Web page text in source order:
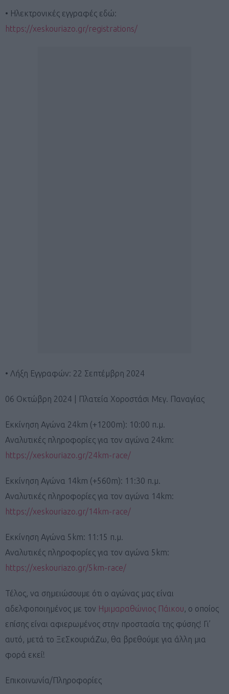
• Ηλεκτρονικές εγγραφές εδώ:
https://xeskouriazo.gr/registrations/
• Λήξη Εγγραφών: 22 Σεπτέμβρη 2024
06 Οκτώβρη 2024 | Πλατεία Χοροστάσι Μεγ. Παναγίας
Εκκίνηση Αγώνα 24km (+1200m): 10:00 π.μ.
Αναλυτικές πληροφορίες για τον αγώνα 24km:
https://xeskouriazo.gr/24km-race/
Εκκίνηση Αγώνα 14km (+560m): 11:30 π.μ.
Αναλυτικές πληροφορίες για τον αγώνα 14km:
https://xeskouriazo.gr/14km-race/
Εκκίνηση Αγώνα 5km: 11:15 π.μ.
Αναλυτικές πληροφορίες για τον αγώνα 5km:
https://xeskouriazo.gr/5km-race/
Τέλος, να σημειώσουμε ότι ο αγώνας μας είναι
αδελφοποιημένος με τον Ημιμαραθώνιος Πάικου, ο οποίος
επίσης είναι αφιερωμένος στην προστασία της φύσης! Γι’
αυτό, μετά το ΞεΣκουριάΖω, θα βρεθούμε για άλλη μια
φορά εκεί!
Επικοινωνία/Πληροφορίες